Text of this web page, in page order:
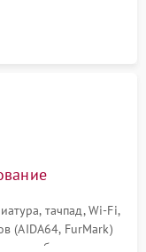
Предварительная
тачпад, Wi-Fi,
(AIDA64, FurMark)
и стабильности